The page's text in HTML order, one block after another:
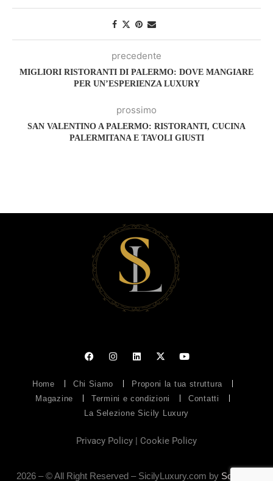
precedente
MIGLIORI RISTORANTI DI PALERMO: DOVE MANGIARE
PER UN’ESPERIENZA LUXURY
prossimo
SAN VALENTINO A PALERMO: RISTORANTI, CUCINA
PALERMITANA E TAVOLI GIUSTI
Home Chi Siamo
Proponi la tua struttura
Magazine
Termini e condizioni
Contatti
La Selezione Sicily Luxury
Privacy Policy | Cookie Policy
2026 – © All Right Reserved – SicilyLuxury.com by Soluzioni